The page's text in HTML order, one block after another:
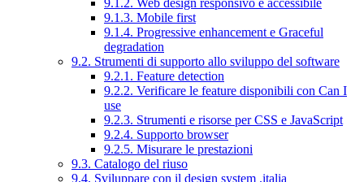
9.1.3. Mobile first
9.1.4. Progressive enhancement e Graceful
degradation
9.2. Strumenti di supporto allo sviluppo del software
9.2.1. Feature detection
9.2.2. Verificare le feature disponibili con Can I
use
9.2.3. Strumenti e risorse per CSS e JavaScript
9.2.4. Supporto browser
9.2.5. Misurare le prestazioni
9.3. Catalogo del riuso
9.4. Sviluppare con il design system .italia